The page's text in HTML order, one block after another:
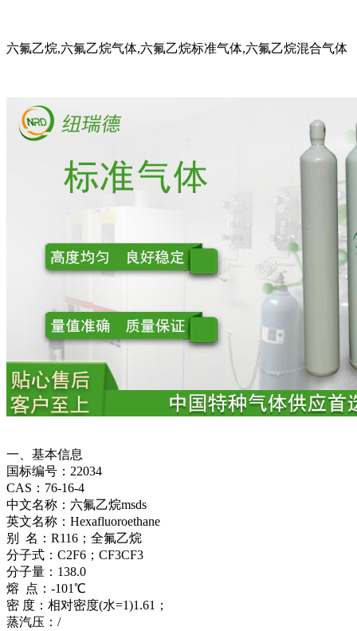
六氟乙烷,六氟乙烷气体,六氟乙烷标准气体,六氟乙烷混合气体
一、基本信息
国标编号：22034
CAS：76-16-4
中文名称：六氟乙烷msds
英文名称：Hexafluoroethane
别 名：R116；全氟乙烷
分子式：C2F6；CF3CF3
分子量：138.0
熔 点：-101℃
密 度：相对密度(水=1)1.61；
蒸汽压：/